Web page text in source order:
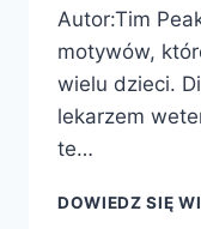
Autor:Tim
motywów,
wielu dzieci.
lekarzem
te…
DOWIEDZ SIĘ